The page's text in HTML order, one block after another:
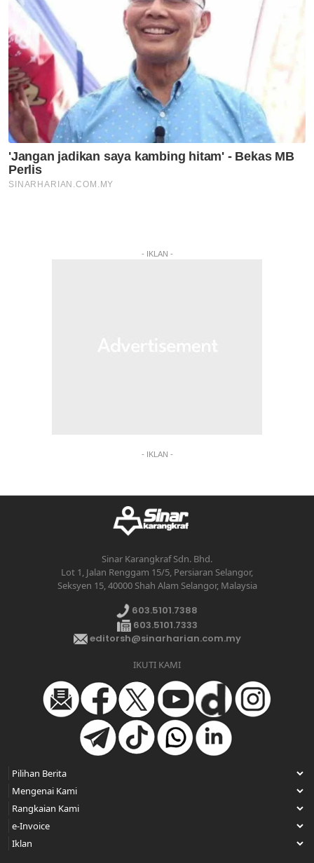
- IKLAN -
- IKLAN -
Sinar Karangkraf Sdn. Bhd.
Lot 1, Jalan Renggam 15/5, Persiaran Selangor,
Seksyen 15, 40000 Shah Alam Selangor, Malaysia
603.5101.7388
603.5101.7333
editorsh@sinarharian.com.my
IKUTI KAMI